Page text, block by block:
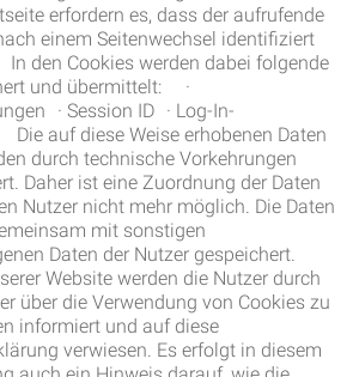
erfordern es, dass der aufrufende
einem Seitenwechsel identifiziert
den Cookies werden dabei folgende
und übermittelt: ·
· Session ID · Log-In-
auf diese Weise erhobenen Daten
durch technische Vorkehrungen
Daher ist eine Zuordnung der Daten
Nutzer nicht mehr möglich. Die Daten
mit sonstigen
Daten der Nutzer gespeichert.
Website werden die Nutzer durch
über die Verwendung von Cookies zu
informiert und auf diese
verwiesen. Es erfolgt in diesem